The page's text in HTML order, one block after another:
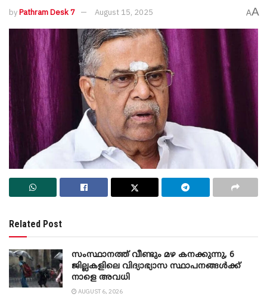
byPathram Desk 7 August 15, 2025 AA
Related Post
സംസ്ഥാനത്ത് വീണ്ടും മഴ കനക്കുന്നു, 6
ജില്ലകളിലെ വിദ്യാഭ്യാസ സ്ഥാപനങ്ങൾക്ക്
നാളെ അവധി
AUGUST 6, 2026